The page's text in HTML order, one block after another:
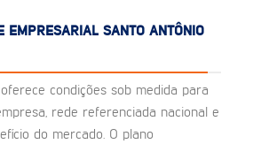
EMPRESARIAL SANTO ANTÔNIO
condições sob medida para
rede referenciada nacional e
do mercado. O plano